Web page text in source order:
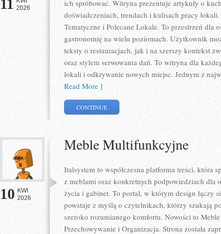
11 2026
ich spróbować. Witryna prezentuje artykuły o
doświadczeniach, trendach i kulisach pracy
Tematyczne i Polecane Lokale. To przestrzeń dla
gastronomię na wielu poziomach. Użytkownik
teksty o restauracjach, jak i na szerszy kontekst
oraz stylem serwowania dań. To witryna dla
lokali i odkrywanie nowych miejsc. Jednym z
Read More ]
CONTINUE
10 KWI
2026
Meble Multifunkcyjne
Italsystem to współczesna platforma treści, która
z meblami oraz konkretnych podpowiedziach dla
życia i gabinet. To portal, w którym design łączy
powstaje z myślą o czytelnikach, którzy szukają
szeroko rozumianego komfortu. Nowości to
Przechowywanie i Organizacja. Strona została